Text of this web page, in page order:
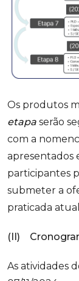
Os produtos
etapa serão
com a
apresentados
participantes
submeter a
praticada
(II)
As atividades